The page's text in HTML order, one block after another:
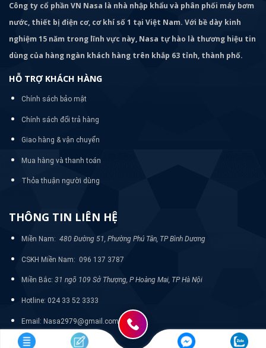
Công ty cổ phần VN Nasa là nhà nhập khẩu và phân phối máy bơm
nước, thiết bị điện cơ, cơ khí số 1 tại Việt Nam. Với bề dày kinh
nghiệm 15 năm trong lĩnh vực này, Nasa tự hào là thương hiệu tin
dùng của hàng ngàn khách hàng trên khắp 63 tỉnh, thành phố.
HỖ TRỢ KHÁCH HÀNG
Chính sách bảo mật
Chính sách đổi trả hàng
Giao hàng & vận chuyển
Mua hàng và thanh toán
Thỏa thuận người dùng
THÔNG TIN LIÊN HỆ
Miền Nam: 480 Đường 51, Phường Phú Tân, TP Bình Dương
CSKH Miền Nam: 096 137 3787
Miền Bắc: 31 ngõ 109 Sở Thượng, P Hoàng Mai, TP Hà Nội
Hotline: 024 33 52 3333
Email: Nasa2979@gmail.com